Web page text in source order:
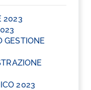
2023
GESTIONE
2023